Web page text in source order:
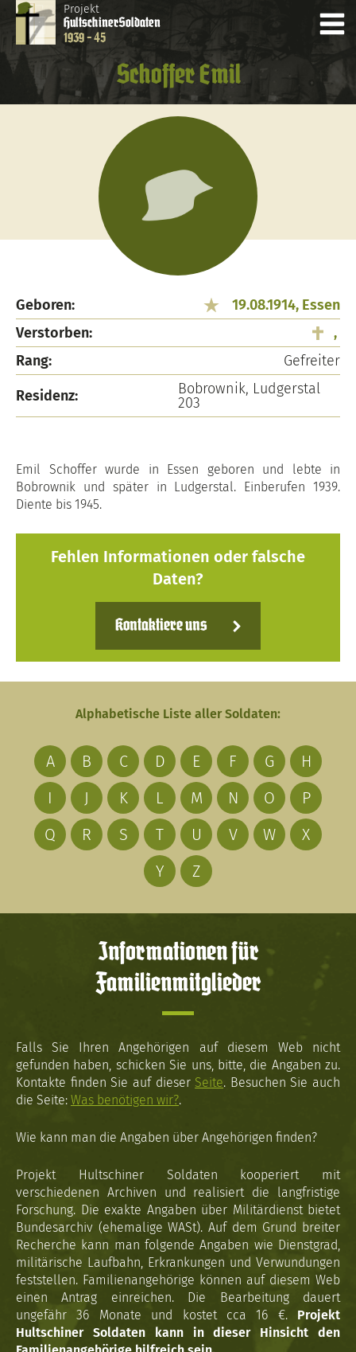
Projekt
HultschinerSoldaten
1939 - 45
Schoffer Emil
Geboren:
19.08.1914, Essen
Verstorben:
,
Rang:
Gefreiter
Residenz:
Bobrownik, Ludgerstal
203
Emil Schoffer wurde in Essen geboren und lebte in
Bobrownik und später in Ludgerstal. Einberufen 1939.
Diente bis 1945.
Fehlen Informationen oder falsche
Daten?
Kontaktiere uns
Alphabetische Liste aller Soldaten:
A B C D E F G
H
I
J K L M N O
P
Q
R S T U V W
X
Y
Z
Informationen für
Familienmitglieder
Falls Sie Ihren Angehörigen auf diesem Web nicht
gefunden haben, schicken Sie uns, bitte, die Angaben zu.
Kontakte finden Sie auf dieser Seite. Besuchen Sie auch
die Seite: Was benötigen wir?.
Wie kann man die Angaben über Angehörigen finden?
Projekt Hultschiner Soldaten kooperiert mit
verschiedenen Archiven und realisiert die langfristige
Forschung. Die exakte Angaben über Militärdienst bietet
Bundesarchiv (ehemalige WASt). Auf dem Grund breiter
Recherche kann man folgende Angaben wie Dienstgrad,
militärische Laufbahn, Erkrankungen und Verwundungen
feststellen. Familienangehörige können auf diesem Web
einen Antrag einreichen. Die Bearbeitung dauert
ungefähr 36 Monate und kostet cca 16 €. Projekt
Hultschiner Soldaten kann in dieser Hinsicht den